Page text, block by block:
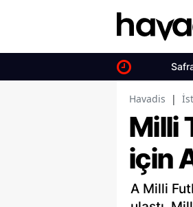
Havadis |
Milli
için
A Milli